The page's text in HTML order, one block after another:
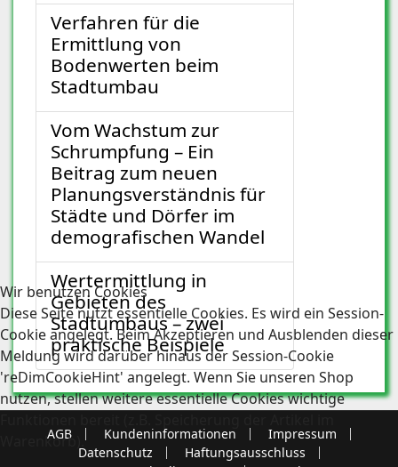
Verfahren für die
Ermittlung von
Bodenwerten beim
Stadtumbau
Vom Wachstum zur
Schrumpfung – Ein
Beitrag zum neuen
Planungsverständnis für
Städte und Dörfer im
demografischen Wandel
Wertermittlung in
Gebieten des
Stadtumbaus – zwei
praktische Beispiele
AGB Kundeninformationen
Impressum
Datenschutz
Haftungsausschluss
Wir benutzen Cookies
Diese Seite nutzt essentielle Cookies. Es wird ein Session-
Cookie angelegt. Beim Akzeptieren und Ausblenden dieser
Meldung wird darüber hinaus der Session-Cookie
'reDimCookieHint' angelegt. Wenn Sie unseren Shop
nutzen, stellen weitere essentielle Cookies wichtige
Warenkorb).